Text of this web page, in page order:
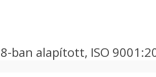
ban alapított, ISO